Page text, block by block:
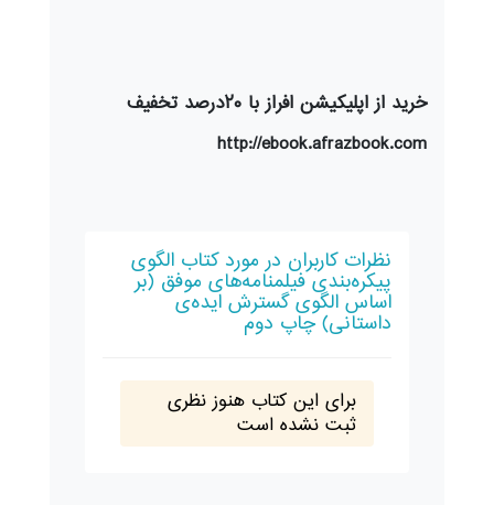
خرید از اپلیکیشن افراز با ۲۰درصد تخفیف
http://ebook.afrazbook.com
نظرات کاربران در مورد کتاب الگوی
پیکره‌بندی فیلمنامه‌های موفق (بر
اساس الگوی گسترش ایده‌ی
داستانی) چاپ دوم
برای این کتاب هنوز نظری
ثبت نشده است